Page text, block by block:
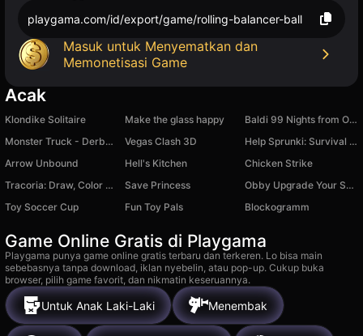
playgama.com/id/export/game/rolling-balancer-ball
Masuk untuk Menyematkan dan
Memonetisasi Game
Acak
Klondike Solitaire Make the glass happy
Baldi 99 Nights from Outside
Monster Truck - Derby for Survival
Vegas Clash 3D
Help Sprunki: Survival Simulator
Arrow Unbound
Hell's Kitchen
Chicken Strike
Tracoria: Draw, Color & Match
Save Princess
Obby Upgrade Your Speed!
Toy Soccer Cup
Fun Toy Pals Blockogramm
Game Online Gratis di Playgama
Playgama punya game online gratis terbaru dan terkeren. Lo bisa main
sebebasnya tanpa download, iklan nyebelin, atau pop-up. Cukup buka
browser, pilih game favorit, dan nikmatin keseruannya.
Untuk Anak Laki-Laki Menembak